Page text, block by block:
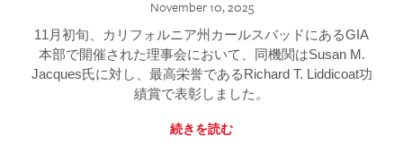
November 10, 2025
11月初旬、カリフォルニア州カールスバッドにあるGIA
本部で開催された理事会において、同機関はSusan M.
Jacques氏に対し、最高栄誉であるRichard T. Liddicoat功
績賞で表彰しました。
続きを読む